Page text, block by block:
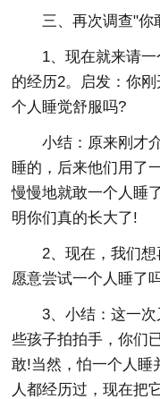
三、再次调查"你
1、现在就来请
的经历2。启发：你
个人睡觉舒服吗?
小结：原来刚才
睡的，后来他们用了
慢慢地就敢一个人睡
明你们真的长大了!
2、现在，我们
愿意尝试一个人睡了
3、小结：这一
些孩子拍拍手，你们
敢!当然，怕一个人睡
人都经历过，现在把